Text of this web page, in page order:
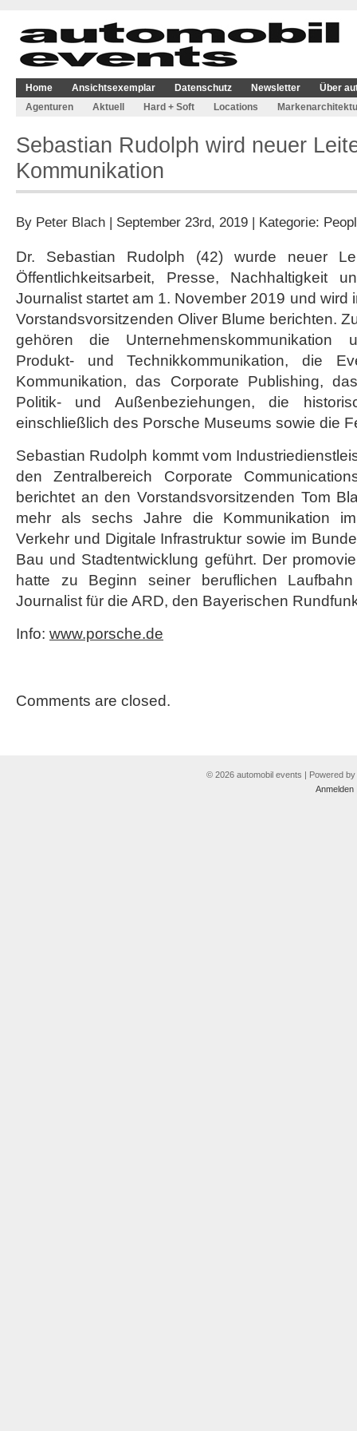
Home Ansichtsexemplar Datenschutz Newsletter
Über
Agenturen
Aktuell Hard + Soft Locations
Sebastian Rudolph wird neuer
Kommunikation
By Peter Blach | September 23rd, 2019 | Kategorie:
Dr. Sebastian Rudolph (42) wurde neuer
Öffentlichkeitsarbeit, Presse, Nachhaltigkeit
Journalist startet am 1. November 2019 und wird
Vorstandsvorsitzenden Oliver Blume berichten.
gehören die Unternehmenskommunikation
Produkt- und Technikkommunikation, die
Kommunikation, das Corporate Publishing,
Politik- und Außenbeziehungen, die
einschließlich des Porsche Museums sowie die
Sebastian Rudolph kommt vom
den Zentralbereich Corporate
berichtet an den Vorstandsvorsitzenden Tom
mehr als sechs Jahre die Kommunikation
Verkehr und Digitale Infrastruktur sowie im
Bau und Stadtentwicklung geführt. Der
hatte zu Beginn seiner beruflichen
Journalist für die ARD, den Bayerischen
Info: www.porsche.de
Comments are closed.
© 2026 automobil events | Powered by
Anmelden|